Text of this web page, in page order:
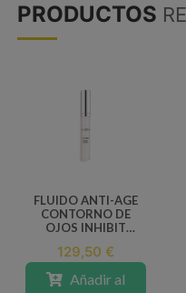
PRODUCTOS
FLUIDO ANTI-AGE
CONTORNO DE
OJOS INHIBIT
ML
129,50 €
Añadir al